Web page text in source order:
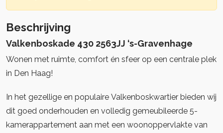
Beschrijving
Valkenboskade 430 2563JJ ‘s-Gravenhage
Wonen met ruimte, comfort én sfeer op een centrale plek
in Den Haag!
In het gezellige en populaire Valkenboskwartier bieden wij
dit goed onderhouden en volledig gemeubileerde 5-
kamerappartement aan met een woonoppervlakte van